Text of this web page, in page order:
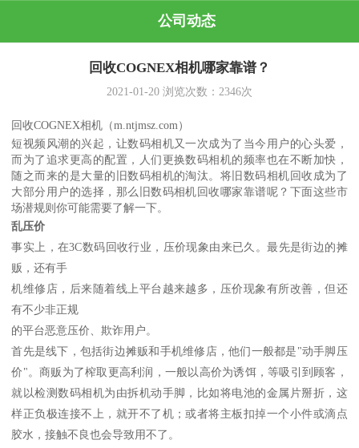
公司动态
回收COGNEX相机哪家靠谱？
2021-01-20 浏览次数： 2346次
回收COGNEX相机 （m.ntjmsz.com）
短视频风潮的兴起，让数码相机又一次成为了当今用户的心头爱，
而为了追求更高的配置，人们更换数码相机的频率也在不断加快，
随之而来的是大量的旧数码相机的淘汰。将旧数码相机回收成为了
大部分用户的选择，那么旧数码相机回收哪家靠谱呢？下面这些市
场潜规则你可能需要了解一下。
乱压价
事实上，在3C数码回收行业，压价现象由来已久。最先是街边的摊
贩，还有手
机维修店，后来随着线上平台越来越多，压价现象有所改善，但还
有不少非正规
的平台恶意压价、欺诈用户。
首先是线下，包括街边摊贩和手机维修店，他们一般都是"动手脚压
价"。商贩为了榨取更高利润，一般以高价为诱饵，等吸引到顾客，
就以检测数码相机为由拆机动手脚，比如将电池的金属片掰折，这
样正负极连接不上，就开不了机；或者将主板扣掉一个小件或滴点
胶水，接触不良也会导致用不了。